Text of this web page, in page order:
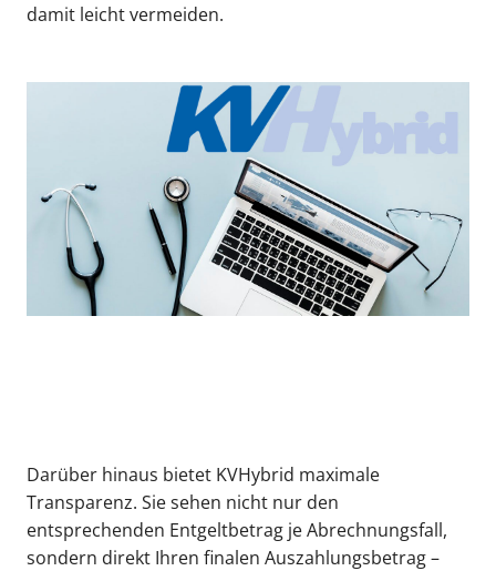
damit leicht vermeiden.
Darüber hinaus bietet KVHybrid maximale
Transparenz. Sie sehen nicht nur den
entsprechenden Entgeltbetrag je Abrechnungsfall,
sondern direkt Ihren finalen Auszahlungsbetrag –